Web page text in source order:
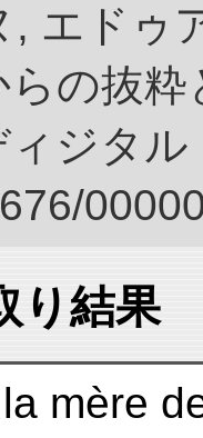
エドゥ
らの抜
ジタ
り結果
mère